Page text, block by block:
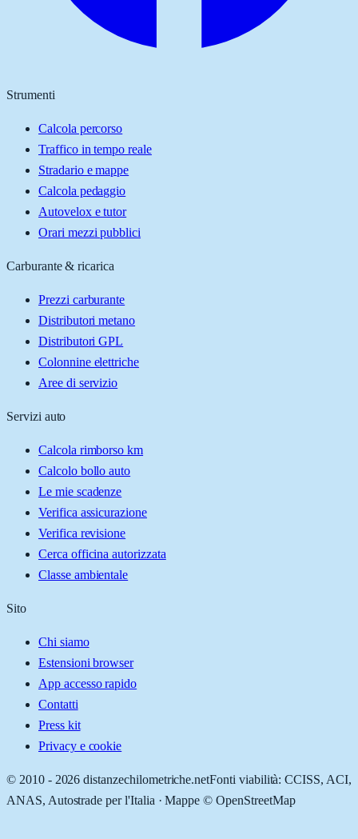
Strumenti
Calcola percorso
Traffico in tempo reale
Stradario e mappe
Calcola pedaggio
Autovelox e tutor
Orari mezzi pubblici
Carburante & ricarica
Prezzi carburante
Distributori metano
Distributori GPL
Colonnine elettriche
Aree di servizio
Servizi auto
Calcola rimborso km
Calcolo bollo auto
Le mie scadenze
Verifica assicurazione
Verifica revisione
Cerca officina autorizzata
Classe ambientale
Sito
Chi siamo
Estensioni browser
App accesso rapido
Contatti
Press kit
Privacy e cookie
© 2010 - 2026 distanzechilometriche.netFonti viabilità: CCISS, ACI,
ANAS, Autostrade per l'Italia · Mappe © OpenStreetMap